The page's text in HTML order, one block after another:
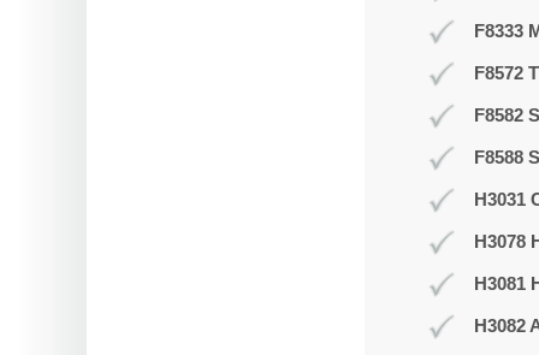
F8333
F8572
F8582
F8588
H3031
H3078
H3081
H3082